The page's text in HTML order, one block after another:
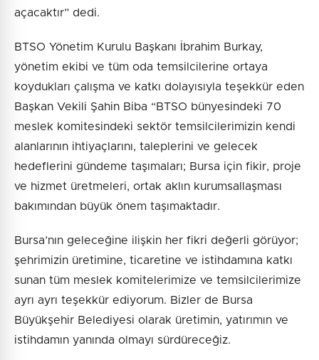
açacaktır” dedi.
BTSO Yönetim Kurulu Başkanı İbrahim Burkay,
yönetim ekibi ve tüm oda temsilcilerine ortaya
koydukları çalışma ve katkı dolayısıyla teşekkür eden
Başkan Vekili Şahin Biba “BTSO bünyesindeki 70
meslek komitesindeki sektör temsilcilerimizin kendi
alanlarının ihtiyaçlarını, taleplerini ve gelecek
hedeflerini gündeme taşımaları; Bursa için fikir, proje
ve hizmet üretmeleri, ortak aklın kurumsallaşması
bakımından büyük önem taşımaktadır.
Bursa’nın geleceğine ilişkin her fikri değerli görüyor;
şehrimizin üretimine, ticaretine ve istihdamına katkı
sunan tüm meslek komitelerimize ve temsilcilerimize
ayrı ayrı teşekkür ediyorum. Bizler de Bursa
Büyükşehir Belediyesi olarak üretimin, yatırımın ve
istihdamın yanında olmayı sürdüreceğiz.